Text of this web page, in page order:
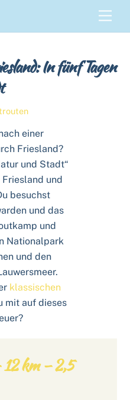
In fünf Tagen
einer
Friesland?
und Stadt“
und
besuchst
und das
und
Nationalpark
und den
klassischen
mit auf dieses
12 km – 2,5